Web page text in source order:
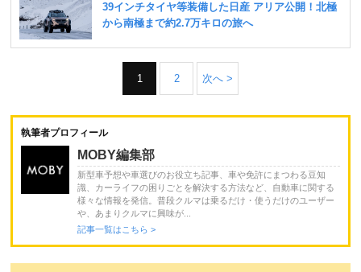
1 2 次へ >
執筆者プロフィール
MOBY編集部
新型車予想や車選びのお役立ち記事、車や免許にまつわる豆知
識、カーライフの困りごとを解決する方法など、自動車に関する
様々な情報を発信。普段クルマは乗るだけ・使うだけのユーザー
や、あまりクルマに興味が...
記事一覧はこちら >